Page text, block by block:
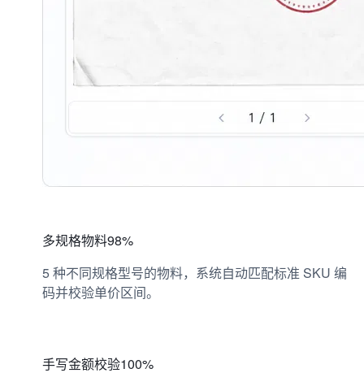
多规格物料98%
5 种不同规格型号的物料，系统自动匹配标准 SKU 编
码并校验单价区间。
手写金额校验100%